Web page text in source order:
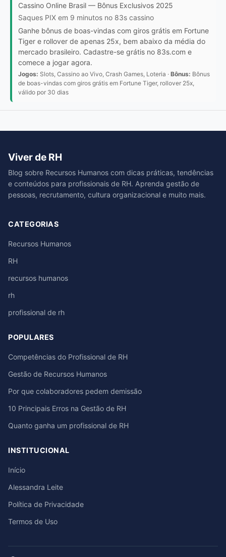
Cassino Online Brasil — Bônus Exclusivos 2025
Saques PIX em 9 minutos no 83s cassino
Ganhe bônus de boas-vindas com giros grátis em Fortune
Tiger e rollover de apenas 25x, bem abaixo da média do
mercado brasileiro. Cadastre-se grátis no 83s.com e
comece a jogar agora.
Jogos: Slots, Cassino ao Vivo, Crash Games, Loteria · Bônus: Bônus
de boas-vindas com giros grátis em Fortune Tiger, rollover 25x,
válido por 30 dias
Viver de RH
Blog sobre Recursos Humanos com dicas práticas, tendências
e conteúdos para profissionais de RH. Aprenda gestão de
pessoas, recrutamento, cultura organizacional e muito mais.
CATEGORIAS
Recursos Humanos
RH
recursos humanos
rh
profissional de rh
POPULARES
Competências do Profissional de RH
Gestão de Recursos Humanos
Por que colaboradores pedem demissão
10 Principais Erros na Gestão de RH
Quanto ganha um profissional de RH
INSTITUCIONAL
Início
Alessandra Leite
Política de Privacidade
Termos de Uso